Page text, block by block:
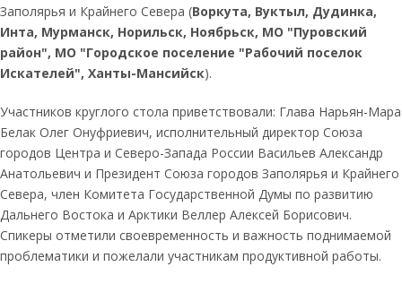
Заполярья и Крайнего Севера (Воркута, Вуктыл, Дудинка,
Инта, Мурманск, Норильск, Ноябрьск, МО "Пуровский
район", МО "Городское поселение "Рабочий поселок
Искателей", Ханты-Мансийск).
Участников круглого стола приветствовали: Глава Нарьян-Мара
Белак Олег Онуфриевич, исполнительный директор Союза
городов Центра и Северо-Запада России Васильев Александр
Анатольевич и Президент Союза городов Заполярья и Крайнего
Севера, член Комитета Государственной Думы по развитию
Дальнего Востока и Арктики Веллер Алексей Борисович.
Спикеры отметили своевременность и важность поднимаемой
проблематики и пожелали участникам продуктивной работы.